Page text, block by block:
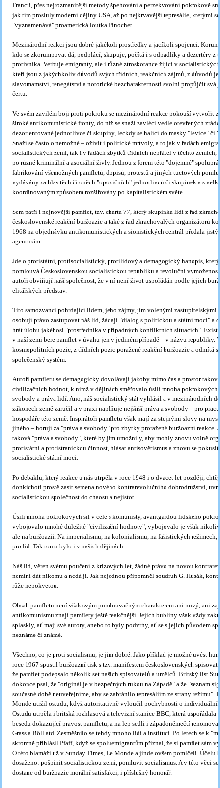
Francii, přes nejrozmanitější metody špehování a perzekvování pokrokově
jak tím prosluly moderní dějiny USA, až po nejkrvavější represálie, kterými se
"vyznamenává" proamerická loutka Pinochet.
Mezinárodní reakci jsou dobré jakékoli prostředky a jacíkoli spojenci.
kdo se zkorumpovat dá, podplácí, skupuje, počítá i s odpadlíky a dezertéry z
protivníka. Verbuje emigranty, ale i různé ztroskotance žijící v
kteří jsou z jakýchkoliv důvodů svých třídních, reakčních zájmů, z důvodů
slavomamství, renegátství a notorické bezcharakternosti svolni propůjčit svá
čertu.
Ve svém zavilém boji proti pokroku se mezinárodní reakce pokouší vytvořit
široké antikomunistické fronty, do níž se snaží zavléci vedle otevřených
dezorientované jednotlivce či skupiny, leckdy se halící do masky "levice" či
Snaží se často o nemožné – oživit i politické mrtvoly, a to jak v řadách
socialistických zemí, tak i v řadách zbytků třídních nepřátel v těchto zemích,
po různé kriminální a asociální živly. Jednou z forem této "dojemné"
fabrikování všemožných pamfletů, dopisů, protestů a jiných tuctových
vydávány za hlas těch či oněch "opozičních" jednotlivců či skupinek a s
koordinovaným způsobem rozšiřovány po kapitalistickém světe.
Sem patří i nejnovější pamflet, tzv. charta 77, který skupinka lidí z řad
československé reakční buržoazie a také z řad zkrachovalých organizátorů
1968 na objednávku antikomunistických a sionistických centrál předala
agenturám.
Jde o protistátní, protisocialistický, protilidový a demagogický hanopis,
pomlouvá Československou socialistickou republiku a revoluční
autoři obviňují naší společnost, že v ní není život uspořádán podle jejich
elitářských představ.
Tito samozvanci pohrdající lidem, jeho zájmy, jím volenými zastupitelskými
osobují právo zastupovat náš lid, žádají "dialog s politickou a státní mocí" a
hrát úlohu jakéhosi "prostředníka v případných konfliktních situacích".
v naší zemi bere pamflet v úvahu jen v jediném případě – v názvu republiky.
kosmopolitních pozic, z třídních pozic poražené reakční buržoazie a odmítá
společenský systém.
Autoři pamfletu se demagogicky dovolávají jakoby mimo čas a prostor
civilizačních hodnot, k nimž v dějinách směřovalo úsilí mnoha pokrokových
svobody a práva lidí. Ano, náš socialistický stát vyhlásil a v mezinárodních
zákonech země zaručil a v praxi naplňuje nejširší práva a svobody – pro
hospodáře této země. Inspirátoři pamfletu však mají za stejnými slovy na
jiného – horují za "práva a svobody" pro zbytky proražené buržoazní reakce.
taková "práva a svobody", které by jim umožnily, aby mohly znovu volně
protistátní a protistranickou činnost, hlásat antisovětismus a znovu se
socialistické státní moci.
Po debaklu, který reakce u nás utrpěla v roce 1948 i o dvacet let později,
donkichoti prostě zasít semena nového kontrarevolučního dobrodružství,
socialistickou společnost do chaosu a nejistot.
Úsilí mnoha pokrokových sil v čele s komunisty, avantgardou lidského
vybojovalo mnohé důležité "civilizační hodnoty", vybojovalo je však
ale na buržoazii. Na imperialismu, na kolonialismu, na fašistických
pro lid. Tak tomu bylo i v našich dějinách.
Náš lid, věren svému poučení z krizových let, žádné právo na novou
nemíní dát nikomu a nedá ji. Jak nejednou připomněl soudruh G. Husák,
růže nepokvetou.
Obsah pamfletu není však svým pomlouvačným charakterem ani nový, ani
antikomunismu znají pamflety ještě reakčnější. Jejich bubliny však vždy
splaskly, ať mají své autory, anebo to byly podvrhy, ať se s jejich původem
neznáme či známé.
Všechno, co je proti socialismu, je jim dobré. Jako příklad je možné uvést
roce 1967 spustil buržoazní tisk s tzv. manifestem československých
že pamflet podepsalo několik set našich spisovatelů a umělců. Britský list
dokonce psal, že "originál je v bezpečných rukou na Západě" a že "seznam
současné době neuveřejníme, aby se zabránilo represáliím ze strany režimu".
Monde utržil ostudu, když autoritativně vyloučil pochybnosti o
Ostudu utrpěla i britská rozhlasová a televizní stanice BBC, která uspořádala
besedu dokazující pravost pamfletu, a na lep sedli i západoněmečtí
Grass a Böll atd. Zesměšnilo se tehdy mnoho lidí a institucí. Po letech se k
skromně přihlásil Pfaff, když se spoluemigrantům přiznal, že si pamflet sám
O této blamáži už v Sunday Times, Le Monde a jinde ovšem pomlčeli. Účelu
dosaženo: pošpinit socialistickou zemi, pomluvit socialismus. A v této věci
dostane od buržoazie morální satisfakci, i příslušný honorář.